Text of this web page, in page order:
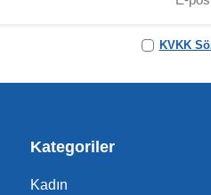
KVKK
Kategoriler
Kadın